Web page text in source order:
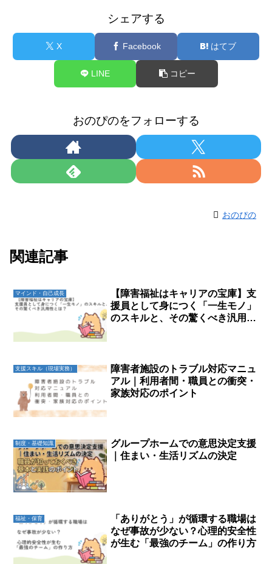
シェアする
X Facebook はてブ
LINE コピー
おのぴのをフォローする
おのぴの
関連記事
マインド・自己成長
【障害福祉はキャリアの宝庫】支
援員として身につく「一生モノ」
のスキルと、その驚くべき汎用性
支援スキル（現場実務）
障害者施設のトラブル対応マニュ
アル｜利用者間・職員との衝突・
家族対応のポイント
制度・基礎知識
グループホームでの意思決定支援
｜住まい・生活リズムの決定
福祉・保育
「ありがとう」が循環する職場は
なぜ事故が少ない？心理的安全性
が生む「最強のチーム」の作り方